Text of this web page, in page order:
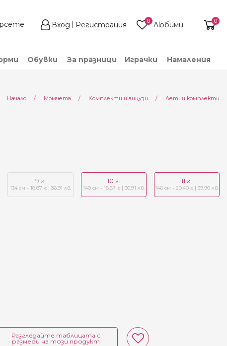
Вход Регистрация Любими
0 0
Обувки За празници Играчки Намаления
Начало Момчета Комплекти и анцузи Летни комплекти
9 г.
134 см - 18.87 €| 36.91 лв.
10 г.
140 см - 18.87 €| 36.91 лв.
11 г.
146 см - 20.40 €| 39.90 лв.
Разгледайте таблицата с
размери на този продукт